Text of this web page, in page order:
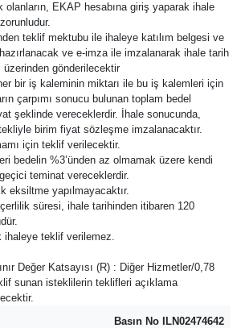
EKAP hesabına giriş yaparak ihale
teklif mektubu ile ihaleye katılım belgesi ve
ve e-imza ile imzalanarak ihale tarih
gönderilecektir
bir iş kaleminin miktarı ile bu iş kalemleri için
çarpımı sonucu bulunan toplam bedel
şeklinde vereceklerdir. İhale sonucunda,
birim fiyat sözleşme imzalanacaktır.
için teklif verilecektir.
bedelin %3’ünden az olmamak üzere kendi
teminat vereceklerdir.
eksiltme yapılmayacaktır.
süresi, ihale tarihinden itibaren 120
ihaleye teklif verilemez.
Değer Katsayısı (R) : Diğer Hizmetler/0,78
sunan isteklilerin teklifleri açıklama
Basın No ILN02474642